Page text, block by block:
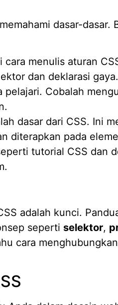
dasar-dasar.
cara menulis aturan
dan deklarasi gaya.
pelajari. Cobalah
dasar dari CSS. Ini
diterapkan pada
tutorial CSS dan
adalah kunci.
seperti selektor,
cara